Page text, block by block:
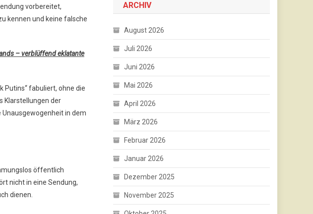
vorbereitet,
kennen und keine falsche
– verblüffend eklatante
Putins“ fabuliert, ohne die
Klarstellungen der
in dem
öffentlich
nicht in eine Sendung,
dienen.
ARCHIV
August 2026
Juli 2026
Juni 2026
Mai 2026
April 2026
März 2026
Februar 2026
Januar 2026
Dezember 2025
November 2025